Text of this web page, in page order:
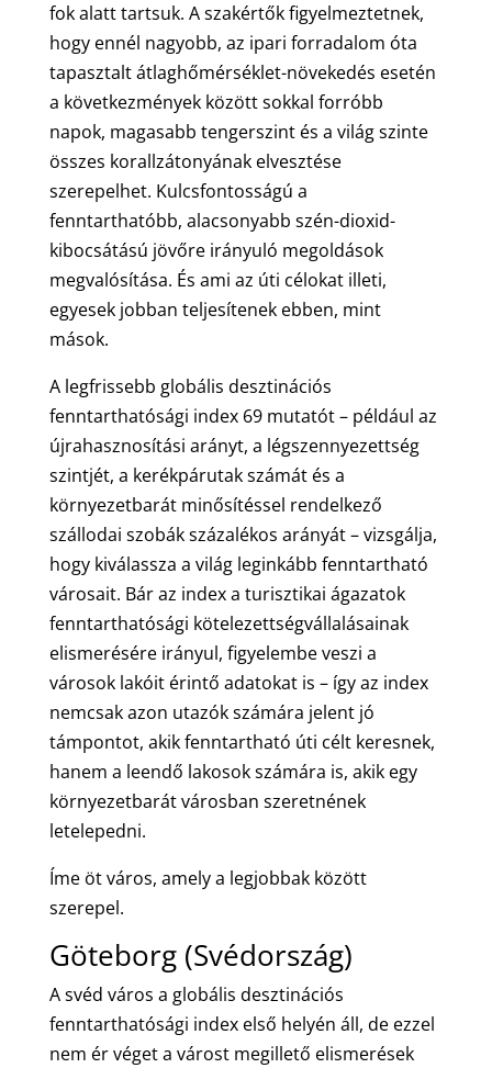
fok alatt tartsuk. A szakértők figyelmeztetnek,
hogy ennél nagyobb, az ipari forradalom óta
tapasztalt átlaghőmérséklet-növekedés esetén
a következmények között sokkal forróbb
napok, magasabb tengerszint és a világ szinte
összes korallzátonyának elvesztése
szerepelhet. Kulcsfontosságú a
fenntarthatóbb, alacsonyabb szén-dioxid-
kibocsátású jövőre irányuló megoldások
megvalósítása. És ami az úti célokat illeti,
egyesek jobban teljesítenek ebben, mint
mások.
A legfrissebb globális desztinációs
fenntarthatósági index 69 mutatót – például az
újrahasznosítási arányt, a légszennyezettség
szintjét, a kerékpárutak számát és a
környezetbarát minősítéssel rendelkező
szállodai szobák százalékos arányát – vizsgálja,
hogy kiválassza a világ leginkább fenntartható
városait. Bár az index a turisztikai ágazatok
fenntarthatósági kötelezettségvállalásainak
elismerésére irányul, figyelembe veszi a
városok lakóit érintő adatokat is – így az index
nemcsak azon utazók számára jelent jó
támpontot, akik fenntartható úti célt keresnek,
hanem a leendő lakosok számára is, akik egy
környezetbarát városban szeretnének
letelepedni.
Íme öt város, amely a legjobbak között
szerepel.
Göteborg (Svédország)
A svéd város a globális desztinációs
fenntarthatósági index első helyén áll, de ezzel
nem ér véget a várost megillető elismerések